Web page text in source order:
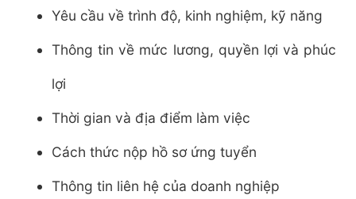
Yêu cầu về trình độ, kinh nghiệm, kỹ năng
Thông tin về mức lương, quyền lợi và phúc
lợi
Thời gian và địa điểm làm việc
Cách thức nộp hồ sơ ứng tuyển
Thông tin liên hệ của doanh nghiệp